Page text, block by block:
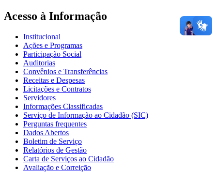
Acesso à Informação
Institucional
Ações e Programas
Participação Social
Auditorias
Convênios e Transferências
Receitas e Despesas
Licitações e Contratos
Servidores
Informações Classificadas
Serviço de Informação ao Cidadão (SIC)
Perguntas frequentes
Dados Abertos
Boletim de Serviço
Relatórios de Gestão
Carta de Serviços ao Cidadão
Avaliação e Correição